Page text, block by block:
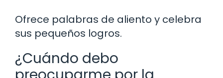
Ofrece palabras de aliento y celebra
sus pequeños logros.
¿Cuándo debo